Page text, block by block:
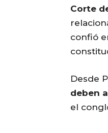
Corte
confió
Desde
deben
el